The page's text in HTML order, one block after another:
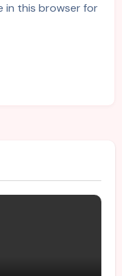
in this browser for